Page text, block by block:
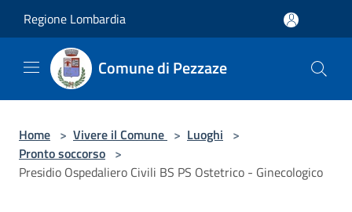
Regione Lombardia
Comune di Pezzaze
Home > Vivere il Comune > Luoghi >
Pronto soccorso >
Presidio Ospedaliero Civili BS PS Ostetrico - Ginecologico